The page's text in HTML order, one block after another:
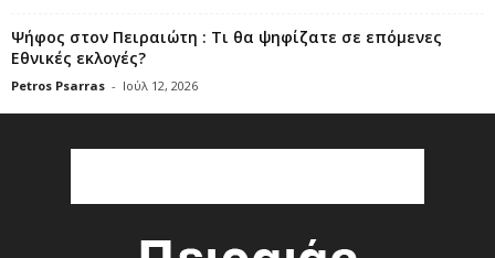
Ψήφος στον Πειραιώτη : Τι θα ψηφίζατε σε επόμενες
Εθνικές εκλογές?
Petros Psarras - Ιούλ 12, 2026